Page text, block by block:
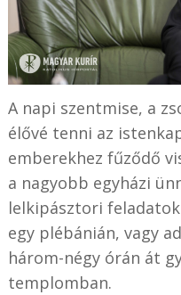
A napi szentmise, a
élővé tenni az
emberekhez fűződő
a nagyobb egyházi
lelkipásztori
egy plébánián, vagy
három-négy órán át
templomban.